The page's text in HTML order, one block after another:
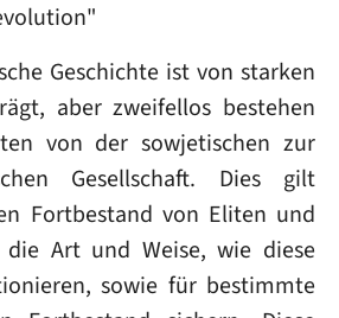
Geschichte ist von starken
aber zweifellos bestehen
von der sowjetischen zur
Gesellschaft. Dies gilt
Fortbestand von Eliten und
Art und Weise, wie diese
sowie für bestimmte